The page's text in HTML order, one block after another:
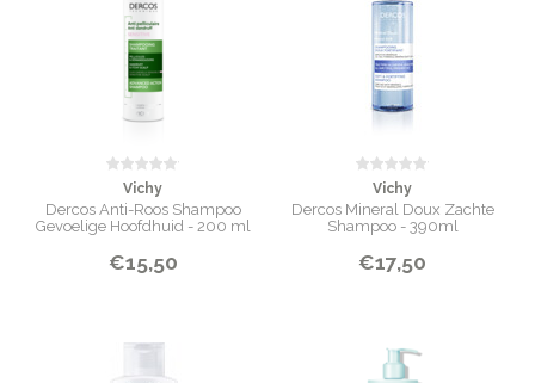
Vichy
Dercos Anti-Roos Shampoo
Gevoelige Hoofdhuid - 200 ml
€15,50
Vichy
Dercos Mineral Doux Zachte
Shampoo - 390ml
€17,50